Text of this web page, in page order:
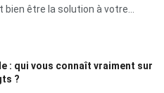
bien être la solution à votre...
: qui vous connaît vraiment sur
?